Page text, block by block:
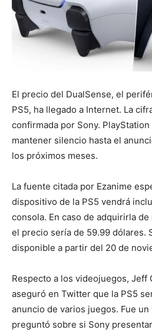
El precio del DualSense, el
PS5, ha llegado a Internet. La
confirmada por Sony.
mantener silencio hasta el
los próximos meses.
La fuente citada por Ezanime
dispositivo de la PS5 vendrá
consola. En caso de adquirirla
el precio sería de 59.99 dólares.
disponible a partir del 20 de
Respecto a los videojuegos, Jeff
aseguró en Twitter que la PS5
anuncio de varios juegos. Fue
preguntó sobre si Sony